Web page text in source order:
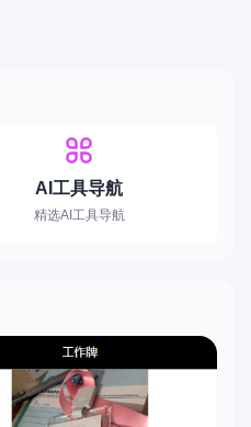
AI工具导航
精选AI工具导航